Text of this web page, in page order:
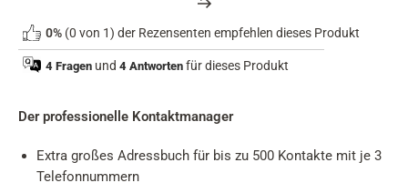
Product
rating
summary
0% (0 von 1) der Rezensenten empfehlen dieses Produkt
4 Fragen und 4 Antworten für dieses Produkt
Der professionelle Kontaktmanager
Extra großes Adressbuch für bis zu 500 Kontakte mit je 3
Telefonnummern